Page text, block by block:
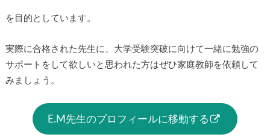
を目的としています。
実際に合格された先生に、大学受験突破に向けて一緒に勉強の
サポートをして欲しいと思われた方はぜひ家庭教師を依頼して
みましょう。
E.M先生のプロフィールに移動する